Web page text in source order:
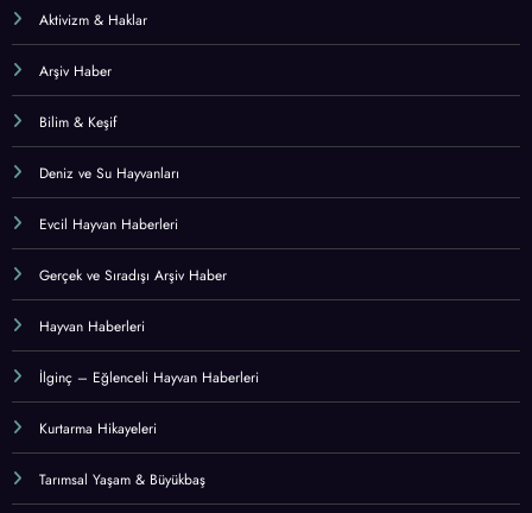
Aktivizm & Haklar
Arşiv Haber
Bilim & Keşif
Deniz ve Su Hayvanları
Evcil Hayvan Haberleri
Gerçek ve Sıradışı Arşiv Haber
Hayvan Haberleri
İlginç – Eğlenceli Hayvan Haberleri
Kurtarma Hikayeleri
Tarımsal Yaşam & Büyükbaş